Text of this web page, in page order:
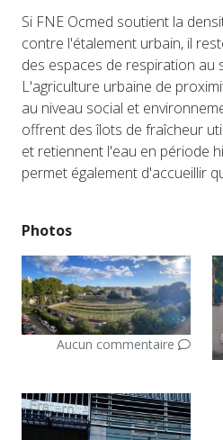
Si FNE Ocmed soutient la
contre l'étalement urbain, il
des espaces de respiration au
L'agriculture urbaine de
au niveau social et
offrent des îlots de fraîcheur
et retiennent l'eau en période
permet également d'accueillir
Photos
Aucun commentaire